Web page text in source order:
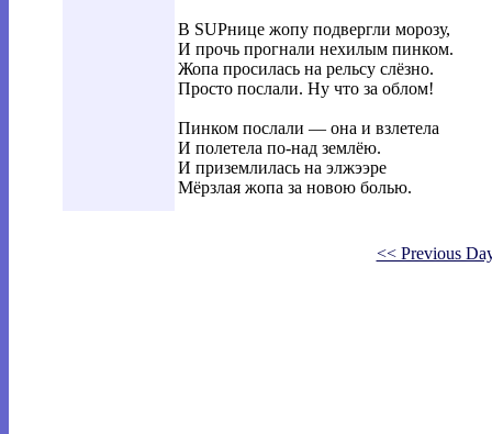
В SUPнице жопу подвергли морозу,
И прочь прогнали нехилым пинком.
Жопа просилась на рельсу слёзно.
Просто послали. Ну что за облом!
Пинком послали — она и взлетела
И полетела по-над землёю.
И приземлилась на элжээре
Мёрзлая жопа за новою болью.
<< Previous